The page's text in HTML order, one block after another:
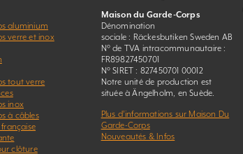
aluminium
verre et inox
tout verre
inox
à câbles
clôture
Maison du Garde-Corps
Dénomination
sociale : Räckesbutiken Sweden AB
N° de TVA intracommunautaire :
FR89827450701
N° SIRET : 827450701 00012
Notre unité de production est
située à Ängelholm, en Suède.
Plus d’informations sur Maison Du
Garde-Corps
Nouveautés & Infos